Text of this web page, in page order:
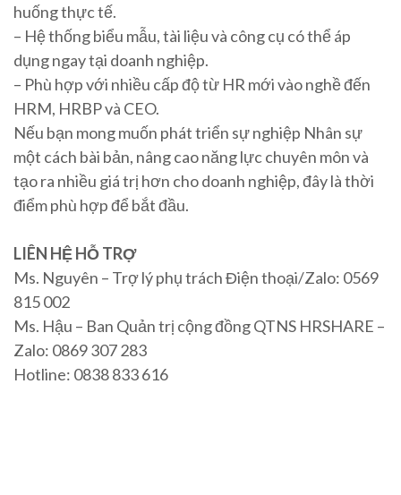
huống thực tế.
– Hệ thống biểu mẫu, tài liệu và công cụ có thể áp
dụng ngay tại doanh nghiệp.
– Phù hợp với nhiều cấp độ từ HR mới vào nghề đến
HRM, HRBP và CEO.
Nếu bạn mong muốn phát triển sự nghiệp Nhân sự
một cách bài bản, nâng cao năng lực chuyên môn và
tạo ra nhiều giá trị hơn cho doanh nghiệp, đây là thời
điểm phù hợp để bắt đầu.
LIÊN HỆ HỖ TRỢ
Ms. Nguyên – Trợ lý phụ trách Điện thoại/Zalo: 0569
815 002
Ms. Hậu – Ban Quản trị cộng đồng QTNS HRSHARE –
Zalo: 0869 307 283
Hotline: 0838 833 616